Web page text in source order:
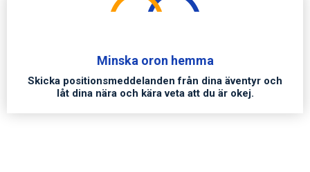
Minska oron hemma
Skicka positionsmeddelanden från dina äventyr och
låt dina nära och kära veta att du är okej.
3
4 0